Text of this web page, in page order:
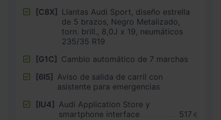
[C8X] Llantas Audi Sport, diseño estrella
de 5 brazos, Negro Metalizado,
torn. brill., 8,0J x 19, neumáticos
235/35 R19
[G1C] Cambio automático de 7 marchas
[6I5] Aviso de salida de carril con
asistente para emergencias
[IU4] Audi Application Store y
smartphone interface
517 €